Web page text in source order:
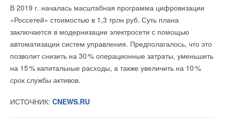
В 2019 г. началась масштабная программа цифровизации
«Россетей» стоимостью в 1,3 трлн руб. Суть плана
заключается в модернизации электросети с помощью
автоматизации систем управления. Предполагалось, что это
позволит снизить на 30% операционные затраты, уменьшить
на 15% капитальные расходы, а также увеличить на 10%
срок службы активов.
ИСТОЧНИК: CNEWS.RU
Ваш E-mail *
Текст комментария
«Деятельность СПбГАСУ нацелена на решение
актуальных задач современного отечественного
гражданского и промышленного строительства. Мы
отслеживаем новые тенденции и запросы и оперативно
реагируем на них путём внедрения новых программ курса
дополнительного и основного образования. Важность
работы по гармоничному включению отечественного
подтверждается активными запросами самих студентов.
Добавить комментарий
Текст комментария